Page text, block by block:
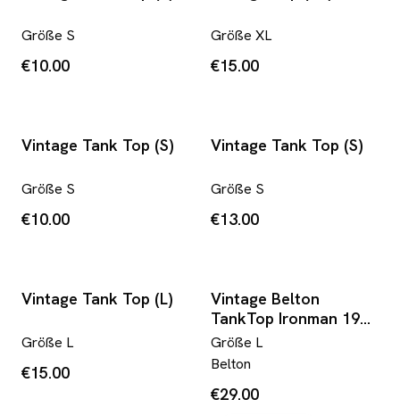
Größe S
€10.00
Größe XL
€15.00
Vintage Tank Top (S)
Größe S
€10.00
Vintage Tank Top (S)
Größe S
€13.00
Vintage Tank Top (L)
Größe L
€15.00
Vintage Belton
TankTop Ironman 1998
Hawaii Made In USA
Single Stitched Grau L
Größe L
Belton
€29.00